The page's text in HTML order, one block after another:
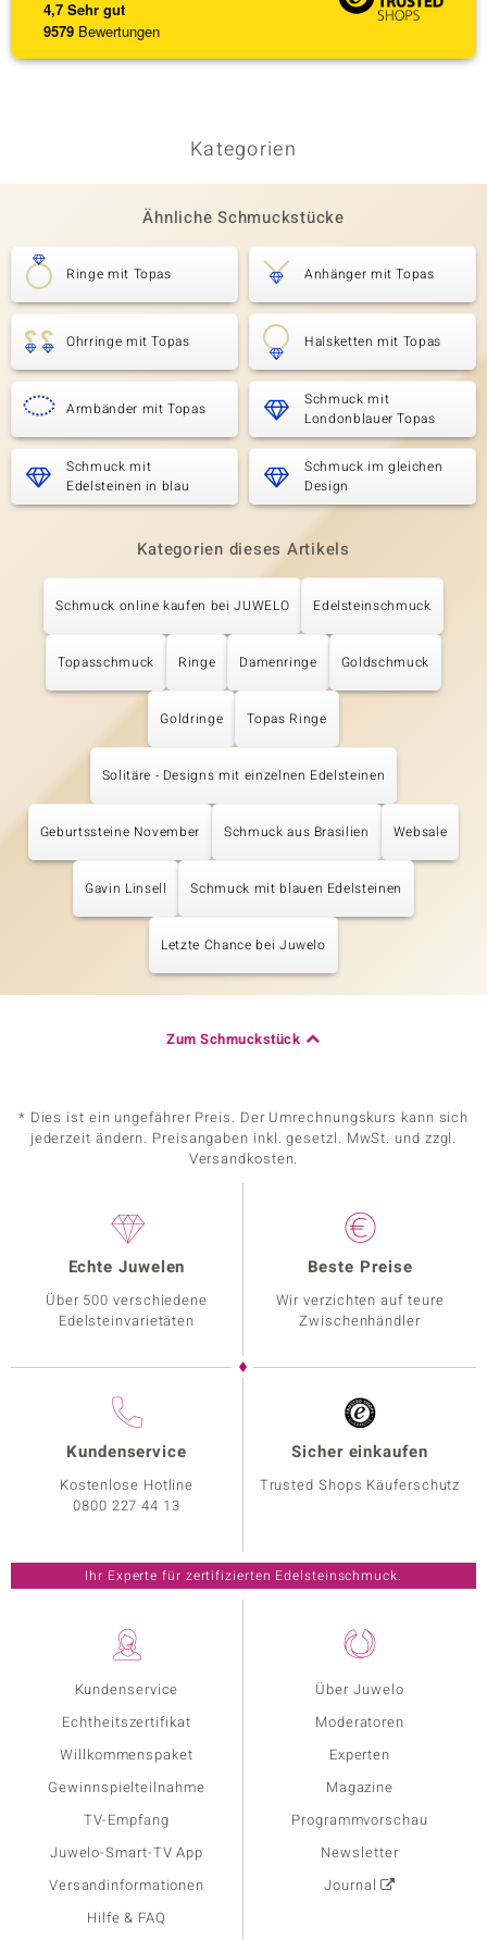
4,7 Sehr gut
9579 Bewertungen
Kategorien
Ähnliche Schmuckstücke
Ringe mit Topas Anhänger mit Topas
Ohrringe mit Topas Halsketten mit Topas
Armbänder mit Topas
Schmuck mit
Londonblauer Topas
Schmuck mit
Edelsteinen in blau
Schmuck im gleichen
Design
Kategorien dieses Artikels
Schmuck online kaufen bei JUWELO Edelsteinschmuck
Topasschmuck Ringe Damenringe Goldschmuck
Goldringe Topas Ringe
Solitäre - Designs mit einzelnen Edelsteinen
Geburtssteine November Schmuck aus Brasilien Websale
Gavin Linsell Schmuck mit blauen Edelsteinen
Letzte Chance bei Juwelo
Zum Schmuckstück
* Dies ist ein ungefährer Preis. Der Umrechnungskurs kann sich
jederzeit ändern. Preisangaben inkl. gesetzl. MwSt. und zzgl.
Versandkosten.
Kundenservice
Echtheitszertifikat
Willkommenspaket
Gewinnspielteilnahme
TV-Empfang
Juwelo-Smart-TV App
Versandinformationen
Hilfe & FAQ
Über Juwelo
Moderatoren
Experten
Magazine
Programmvorschau
Newsletter
Journal
Echte Juwelen
Über 500 verschiedene
Edelsteinvarietäten
Beste Preise
Wir verzichten auf teure
Zwischenhändler
Kundenservice
Kostenlose Hotline
0800 227 44 13
Sicher einkaufen
Trusted Shops Käuferschutz
Ihr Experte für zertifizierten Edelsteinschmuck.